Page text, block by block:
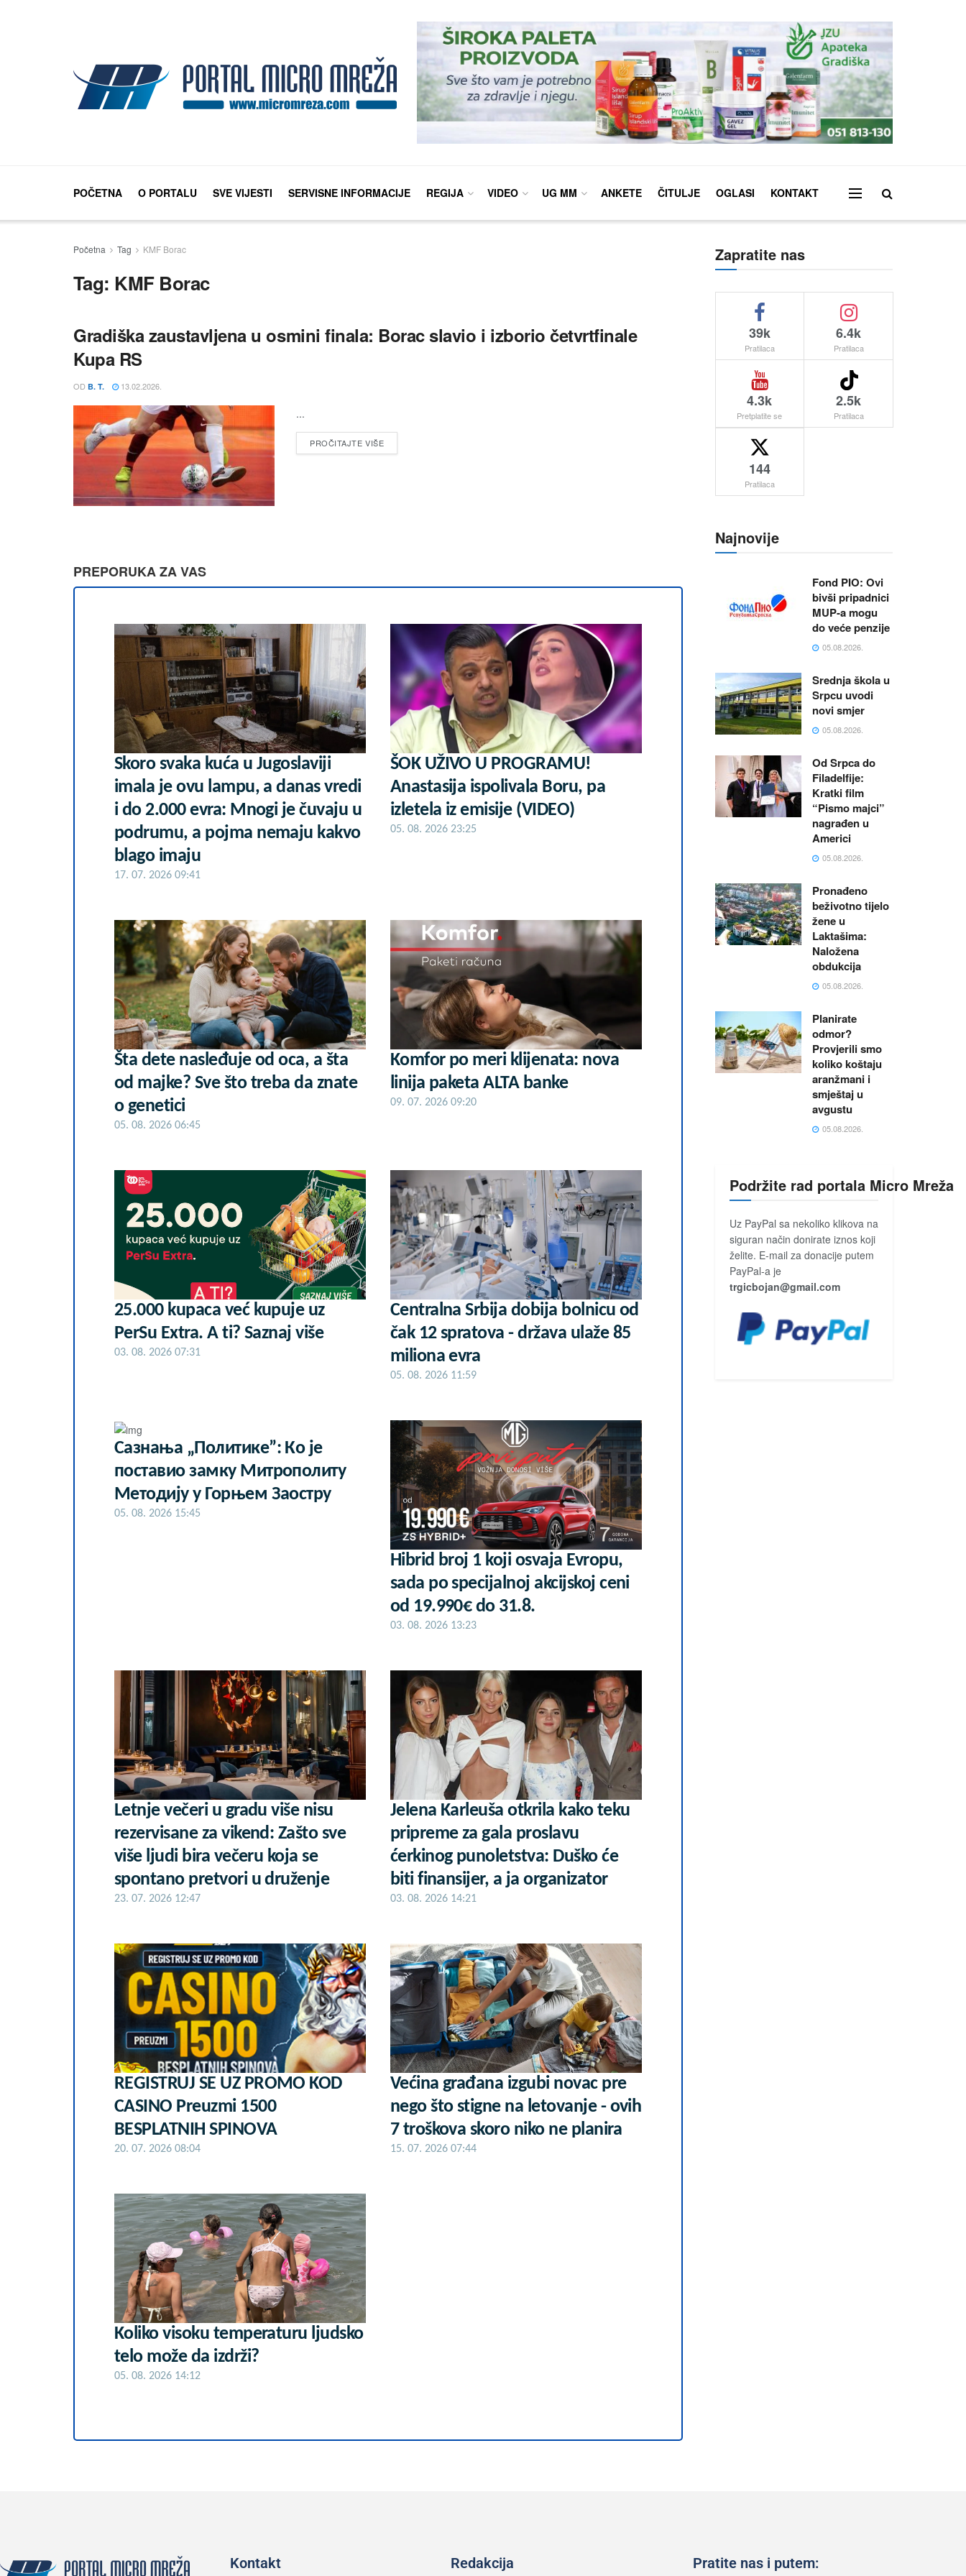
POČETNA O PORTALU SVE VIJESTI SERVISNE INFORMACIJE REGIJA VIDEO UG MM ANKETE ČITULJE OGLASI KONTAKT
Početna Tag KMF Borac
Tag: KMF Borac
Gradiška zaustavljena u osmini finala: Borac slavio i izborio četvrtfinale
Kupa RS
OD B. T. 13.02.2026.
...
PROČITAJTE VIŠE
PREPORUKA ZA VAS
Skoro svaka kuća u Jugoslaviji
imala je ovu lampu, a danas vredi
i do 2.000 evra: Mnogi je čuvaju u
podrumu, a pojma nemaju kakvo
blago imaju
17. 07. 2026 09:41
ŠOK UŽIVO U PROGRAMU!
Anastasija ispolivala Boru, pa
izletela iz emisije (VIDEO)
05. 08. 2026 23:25
Šta dete nasleđuje od oca, a šta
od majke? Sve što treba da znate
o genetici
05. 08. 2026 06:45
Komfor po meri klijenata: nova
linija paketa ALTA banke
09. 07. 2026 09:20
25.000 kupaca već kupuje uz
PerSu Extra. A ti? Saznaj više
03. 08. 2026 07:31
Centralna Srbija dobija bolnicu od
čak 12 spratova - država ulaže 85
miliona evra
05. 08. 2026 11:59
Сазнања „Политике”: Ко је
поставио замку Митрополиту
Методију у Горњем Заостру
05. 08. 2026 15:45
Hibrid broj 1 koji osvaja Evropu,
sada po specijalnoj akcijskoj ceni
od 19.990€ do 31.8.
03. 08. 2026 13:23
Letnje večeri u gradu više nisu
rezervisane za vikend: Zašto sve
više ljudi bira večeru koja se
spontano pretvori u druženje
23. 07. 2026 12:47
Jelena Karleuša otkrila kako teku
pripreme za gala proslavu
ćerkinog punoletstva: Duško će
biti finansijer, a ja organizator
03. 08. 2026 14:21
REGISTRUJ SE UZ PROMO KOD
CASINO Preuzmi 1500
BESPLATNIH SPINOVA
20. 07. 2026 08:04
Većina građana izgubi novac pre
nego što stigne na letovanje - ovih
7 troškova skoro niko ne planira
15. 07. 2026 07:44
Koliko visoku temperaturu ljudsko
telo može da izdrži?
05. 08. 2026 14:12
Zapratite nas
39k
Pratilaca
6.4k
Pratilaca
4.3k
Pretplatite se
2.5k
Pratilaca
144
Pratilaca
Najnovije
Fond PIO: Ovi
bivši pripadnici
MUP-a mogu
do veće penzije
05.08.2026.
Srednja škola u
Srpcu uvodi
novi smjer
05.08.2026.
Od Srpca do
Filadelfije:
Kratki film
“Pismo majci”
nagrađen u
Americi
05.08.2026.
Pronađeno
beživotno tijelo
žene u
Laktašima:
Naložena
obdukcija
05.08.2026.
Planirate
odmor?
Provjerili smo
koliko koštaju
aranžmani i
smještaj u
avgustu
05.08.2026.
Podržite rad portala Micro Mreža
Uz PayPal sa nekoliko klikova na
siguran način donirate iznos koji
želite. E-mail za donacije putem
PayPal-a je
trgicbojan@gmail.com
Kontakt Redakcija Pratite nas i putem: